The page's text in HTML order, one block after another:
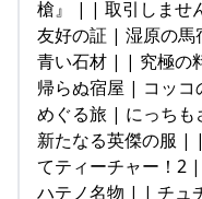
槍』 | | 取引しませ
友好の証 | 湿原の
青い石材 | | 究極の
帰らぬ宿屋 | コッ
めぐる旅 | にっち
新たなる英傑の服 |
てティーチャー！2
ハテノ名物 | | チュ